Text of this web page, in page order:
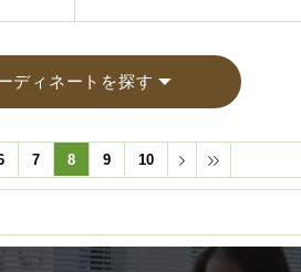
ディネートを探す
7 8 9 10